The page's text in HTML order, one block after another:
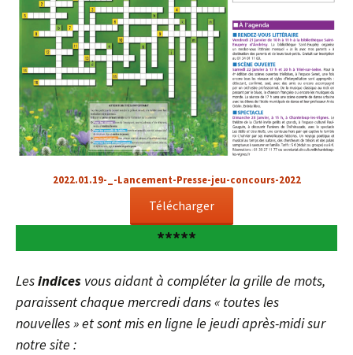
2022.01.19-_-Lancement-Presse-jeu-concours-2022
Télécharger
*****
Lesindices vous aidant à compléter la grille de mots,
paraissent chaque mercredi dans « toutes les
nouvelles » et sont mis en ligne le jeudi après-midi sur
notre site :